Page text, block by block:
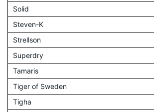
Solid
Steven-K
Strellson
Superdry
Tamaris
Tiger of Sweden
Tigha